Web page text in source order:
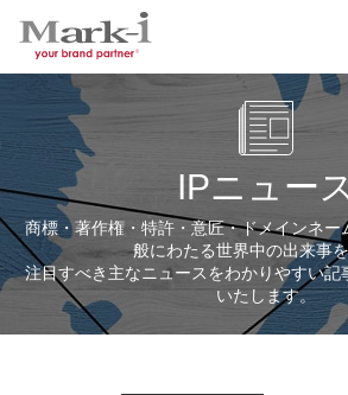
サービス
取引事例
商標・ブランドの豆知識
知財情報
IPニュー
商標・著作権・特許・意匠・ドメインネー
般にわたる世界中の出来事
注目すべき主なニュースをわかりやすい記
いたします。